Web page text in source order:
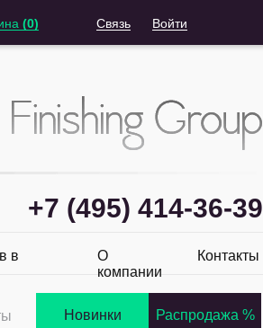
(0) Связь
Войти
+7 (495) 414-36-39
в
О
компании
Контакты
Новинки Распродажа %